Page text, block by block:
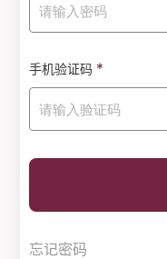
手机验证码 *
忘记密码